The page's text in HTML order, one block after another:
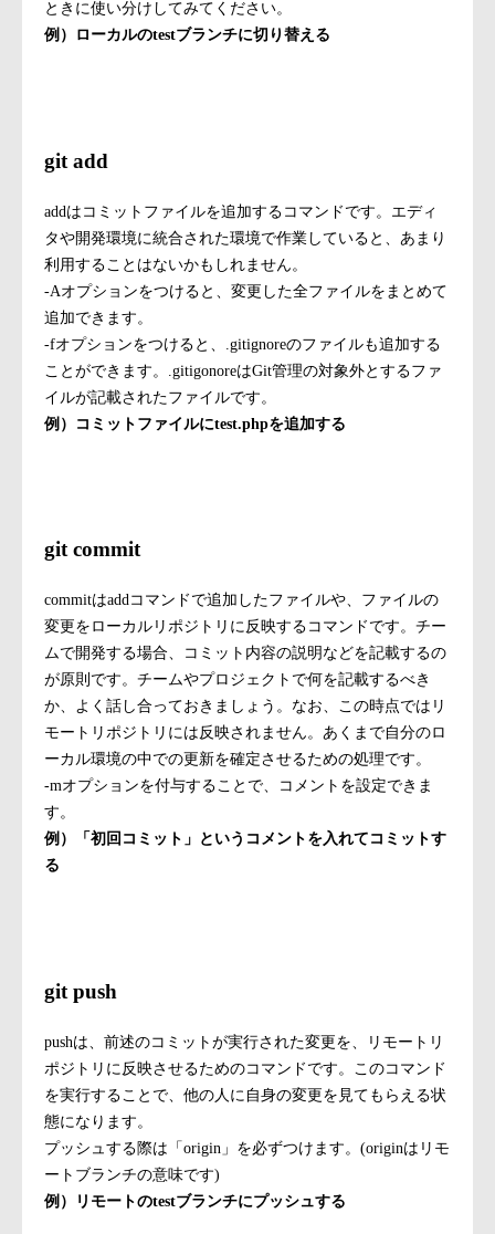
ときに使い分けしてみてください。
例）ローカルのtestブランチに切り替える
git add
addはコミットファイルを追加するコマンドです。エディ
タや開発環境に統合された環境で作業していると、あまり
利用することはないかもしれません。
-Aオプションをつけると、変更した全ファイルをまとめて
追加できます。
-fオプションをつけると、.gitignoreのファイルも追加する
ことができます。.gitigonoreはGit管理の対象外とするファ
イルが記載されたファイルです。
例）コミットファイルにtest.phpを追加する
git commit
commitはaddコマンドで追加したファイルや、ファイルの
変更をローカルリポジトリに反映するコマンドです。チー
ムで開発する場合、コミット内容の説明などを記載するの
が原則です。チームやプロジェクトで何を記載するべき
か、よく話し合っておきましょう。なお、この時点ではリ
モートリポジトリには反映されません。あくまで自分のロ
ーカル環境の中での更新を確定させるための処理です。
-mオプションを付与することで、コメントを設定できま
す。
例）「初回コミット」というコメントを入れてコミットす
る
git push
pushは、前述のコミットが実行された変更を、リモートリ
ポジトリに反映させるためのコマンドです。このコマンド
を実行することで、他の人に自身の変更を見てもらえる状
態になります。
プッシュする際は「origin」を必ずつけます。(originはリモ
ートブランチの意味です)
例）リモートのtestブランチにプッシュする